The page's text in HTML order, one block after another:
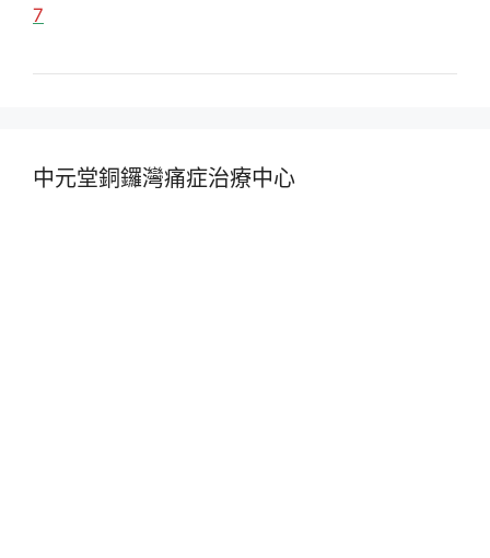
7
中元堂銅鑼灣痛症治療中心